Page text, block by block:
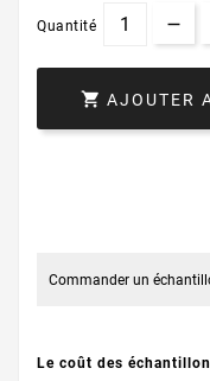
Quantité
 AJOUTER
Commander un
Le coût des